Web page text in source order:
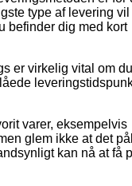
type af levering vil
befinder dig med kort
er virkelig vital om du
varer, eksempelvis
glem ikke at det
kan nå at få